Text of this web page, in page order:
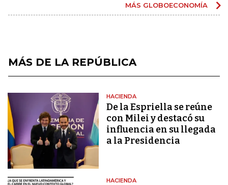
MÁS GLOBOECONOMÍA
MÁS DE LA REPÚBLICA
HACIENDA
De la Espriella se reúne
con Milei y destacó su
influencia en su llegada
a la Presidencia
HACIENDA